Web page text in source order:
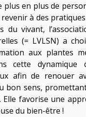
plus en plus de
à des
du vivant,
(= LVLSN) a
aux plantes
cette
afin de renouer
bon sens,
Elle favorise une
du bien-être !